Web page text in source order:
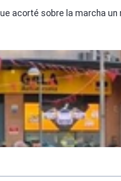
acorté sobre la marcha